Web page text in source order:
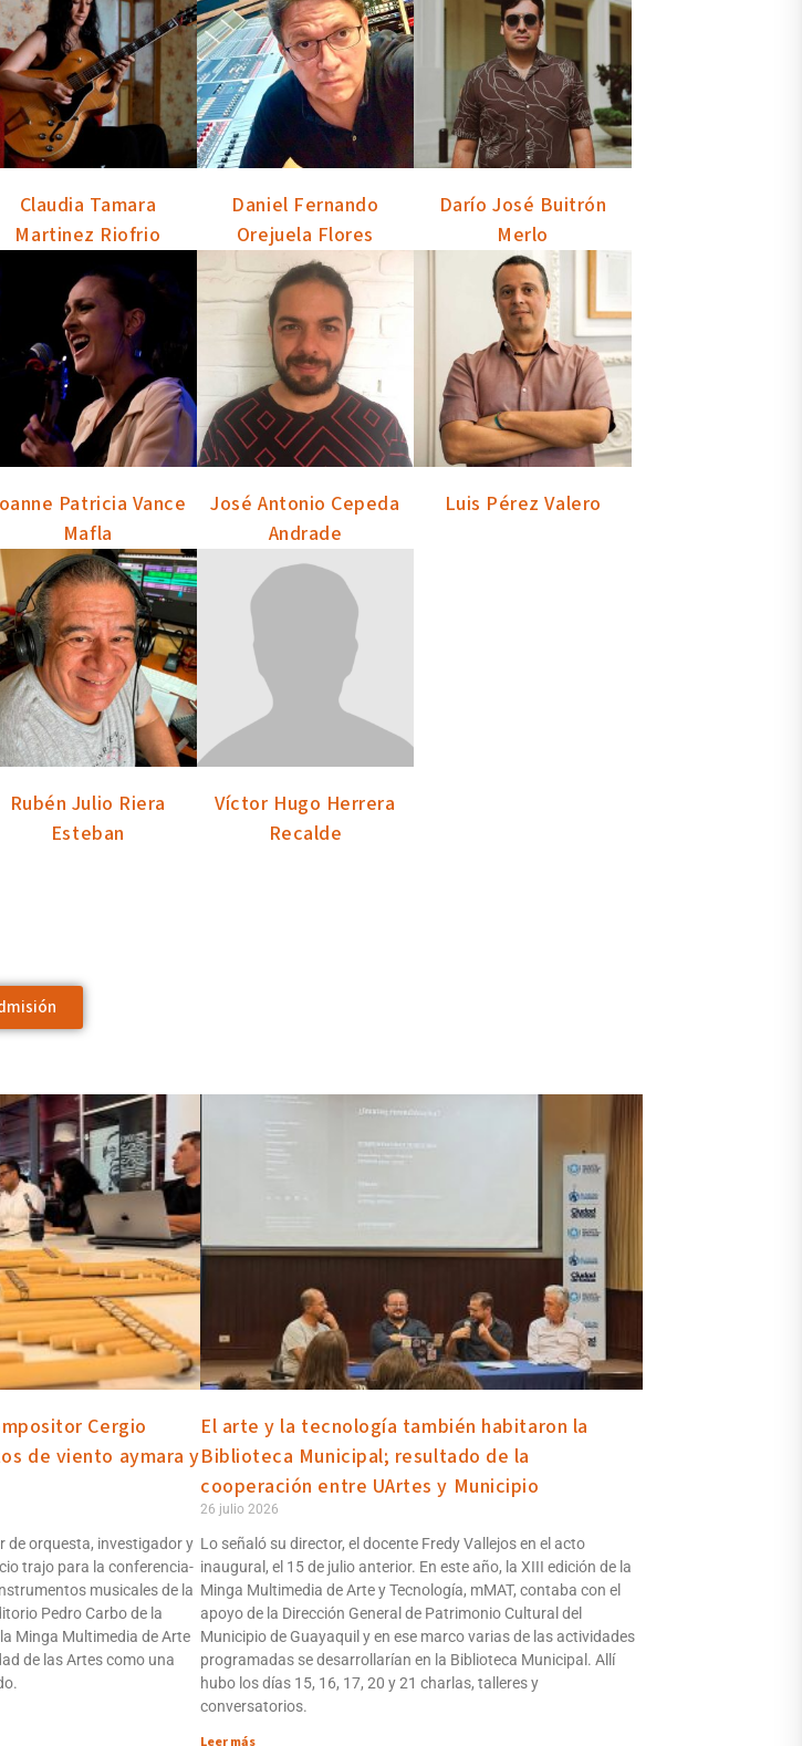
Claudia Tamara
Martinez Riofrio
Daniel Fernando
Orejuela Flores
Darío José Buitrón
Merlo
Patricia Vance
Mafla
José Antonio Cepeda
Andrade
Luis Pérez Valero
Rubén Julio Riera
Esteban
Víctor Hugo Herrera
Recalde
Cergio
de viento aymara y
de orquesta, investigador y
trajo para la conferencia-
musicales de la
Pedro Carbo de la
Minga Multimedia de Arte
de las Artes como una
El arte y la tecnología también habitaron la
Biblioteca Municipal; resultado de la
cooperación entre UArtes y Municipio
26 julio 2026
Lo señaló su director, el docente Fredy Vallejos en el acto
inaugural, el 15 de julio anterior. En este año, la XIII edición de la
Minga Multimedia de Arte y Tecnología, mMAT, contaba con el
apoyo de la Dirección General de Patrimonio Cultural del
Municipio de Guayaquil y en ese marco varias de las actividades
programadas se desarrollarían en la Biblioteca Municipal. Allí
hubo los días 15, 16, 17, 20 y 21 charlas, talleres y
conversatorios.
Leer más